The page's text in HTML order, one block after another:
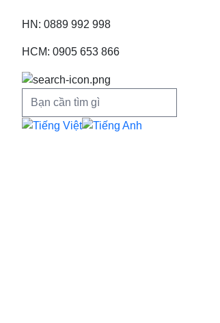
HN: 0889 992 998
HCM: 0905 653 866